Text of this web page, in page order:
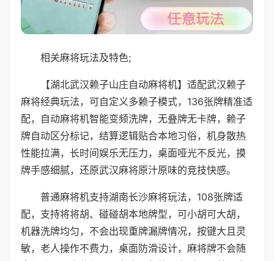
相关麻将玩法及特色;
【湖北武汉赖子山庄自动麻将机】适配武汉赖子
麻将经典玩法，可自定义多赖子模式，136张牌精准适
配，自动麻将机智能变频洗牌，无叠牌无卡牌，赖子
牌自动区分标记，结算逻辑贴合本地习俗，机身散热
性能拉满，长时间娱乐无压力，桌面哑光不反光，摸
牌手感细腻，还原武汉麻将原汁原味的竞技快感。
普通麻将机支持湖南长沙麻将玩法，108张牌适
配，支持将将胡、碰碰胡本地牌型，可小胡可大胡，
机器洗牌均匀，不会出现重牌漏牌情况，按键大且灵
敏，老人操作不费力，桌面防滑设计，麻将牌不会随